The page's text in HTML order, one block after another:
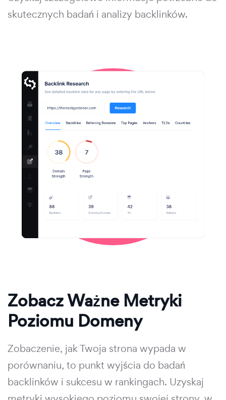
skutecznych badań i analizy backlinków.
Zobacz Ważne Metryki
Poziomu Domeny
Zobaczenie, jak Twoja strona wypada w
porównaniu, to punkt wyjścia do badań
backlinków i sukcesu w rankingach. Uzyskaj